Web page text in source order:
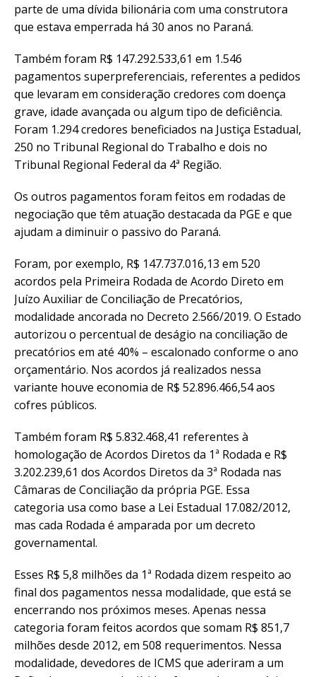
parte de uma dívida bilionária com uma construtora
que estava emperrada há 30 anos no Paraná.
Também foram R$ 147.292.533,61 em 1.546
pagamentos superpreferenciais, referentes a pedidos
que levaram em consideração credores com doença
grave, idade avançada ou algum tipo de deficiência.
Foram 1.294 credores beneficiados na Justiça Estadual,
250 no Tribunal Regional do Trabalho e dois no
Tribunal Regional Federal da 4ª Região.
Os outros pagamentos foram feitos em rodadas de
negociação que têm atuação destacada da PGE e que
ajudam a diminuir o passivo do Paraná.
Foram, por exemplo, R$ 147.737.016,13 em 520
acordos pela Primeira Rodada de Acordo Direto em
Juízo Auxiliar de Conciliação de Precatórios,
modalidade ancorada no Decreto 2.566/2019. O Estado
autorizou o percentual de deságio na conciliação de
precatórios em até 40% – escalonado conforme o ano
orçamentário. Nos acordos já realizados nessa
variante houve economia de R$ 52.896.466,54 aos
cofres públicos.
Também foram R$ 5.832.468,41 referentes à
homologação de Acordos Diretos da 1ª Rodada e R$
3.202.239,61 dos Acordos Diretos da 3ª Rodada nas
Câmaras de Conciliação da própria PGE. Essa
categoria usa como base a Lei Estadual 17.082/2012,
mas cada Rodada é amparada por um decreto
governamental.
Esses R$ 5,8 milhões da 1ª Rodada dizem respeito ao
final dos pagamentos nessa modalidade, que está se
encerrando nos próximos meses. Apenas nessa
categoria foram feitos acordos que somam R$ 851,7
milhões desde 2012, em 508 requerimentos. Nessa
modalidade, devedores de ICMS que aderiram a um